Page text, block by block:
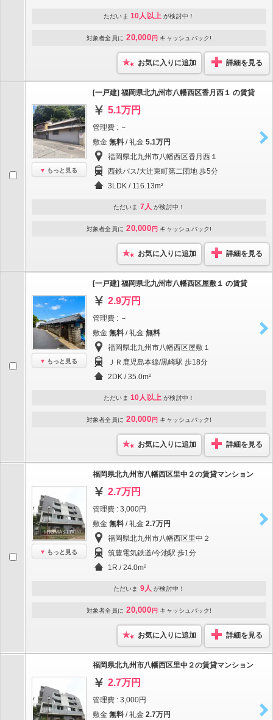
ただいま 10人以上 が検討中！
対象者全員に 20,000 円 キャッシュバック!
お気に入りに追加 詳細を見る
もっと見る
[一戸建] 福岡県北九州市八幡西区香月西１ の賃貸
5.1万円
管理費 : －
敷金 無料 / 礼金 5.1万円
福岡県北九州市八幡西区香月西１
西鉄バス/大辻東町第二団地 歩5分
3LDK / 116.13m²
ただいま 7人 が検討中！
対象者全員に 20,000 円 キャッシュバック!
お気に入りに追加 詳細を見る
もっと見る
[一戸建] 福岡県北九州市八幡西区屋敷１ の賃貸
2.9万円
管理費 : －
敷金 無料 / 礼金 無料
福岡県北九州市八幡西区屋敷１
ＪＲ鹿児島本線/黒崎駅 歩18分
2DK / 35.0m²
ただいま 10人以上 が検討中！
対象者全員に 20,000 円 キャッシュバック!
お気に入りに追加 詳細を見る
もっと見る
福岡県北九州市八幡西区里中２の賃貸マンション
2.7万円
管理費 : 3,000円
敷金 無料 / 礼金 2.7万円
福岡県北九州市八幡西区里中２
筑豊電気鉄道/今池駅 歩1分
1R / 24.0m²
ただいま 9人 が検討中！
対象者全員に 20,000 円 キャッシュバック!
お気に入りに追加 詳細を見る
福岡県北九州市八幡西区里中２の賃貸マンション
2.7万円
管理費 : 3,000円
敷金 無料 / 礼金 2.7万円